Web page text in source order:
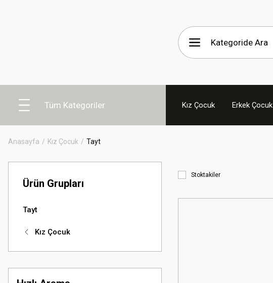
Tüm Kategoriler Kız Çocuk Erkek Çocuk
Anasayfa Kız Çocuk Tayt
Ürün Grupları
Tayt
Kız Çocuk
Stoktakiler